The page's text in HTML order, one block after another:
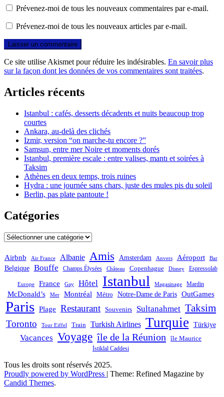
Prévenez-moi de tous les nouveaux commentaires par e-mail.
Prévenez-moi de tous les nouveaux articles par e-mail.
Ce site utilise Akismet pour réduire les indésirables. En savoir plus
sur la façon dont les données de vos commentaires sont traitées.
Articles récents
Istanbul : cafés, desserts décadents et nuits beaucoup trop
courtes
Ankara, au-delà des clichés
Izmir, version “on marche-tu encore ?”
Samsun, entre mer Noire et moments dorés
Istanbul, première escale : entre valises, mantı et soirées à
Taksim
Athènes en deux temps, trois ruines
Hydra : une journée sans chars, juste des mules pis du soleil
Berlin, pas plate pantoute !
Catégories
Catégories
Airbnb Air France Albanie Amis Amsterdam Anvers Aéroport Bar
Belgique Bouffe Champs Élysées Château Copenhague Disney Espressolab
Europe France Gay Hôtel Istanbul Magasinage Mardin
McDonald’s Mer Montréal Métro Notre-Dame de Paris OutGames
Paris Plage Restaurant Souvenirs Sultanahmet Taksim
Toronto Tour Eiffel Train Turkish Airlines Turquie Türkiye
Vacances Voyage île de la Réunion
île Maurice
İstiklal Caddesi
Tous les droits sont réservés 2025.
Proudly powered by WordPress | Theme: Refined Magazine by
Candid Themes.